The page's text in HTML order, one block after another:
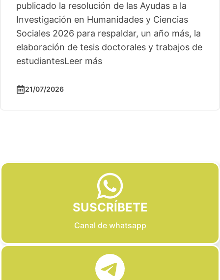
publicado la resolución de las Ayudas a la
Investigación en Humanidades y Ciencias
Sociales 2026 para respaldar, un año más, la
elaboración de tesis doctorales y trabajos de
estudiantesLeer más
21/07/2026
SUSCRÍBETE
Canal de whatsapp